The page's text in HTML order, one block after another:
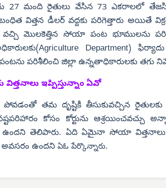
27 మంది రైతులు వేసిన 73 ఎకరాలలో
విత్తన డీలర్ వద్దకు పరిగెత్తారు
వచ్చి మొలకెత్తిన సోయా పంట భూములను
Department)
పరిశీలించి జిల్లా ఉన్నతాధికారులకు తగు
ఇప్పిస్తున్నాం ఏవో
పోవడంతో తమ దృష్టికి తీసుకువచ్చిన
కోసం కోర్టును ఆశ్రయించవచ్చు
ఉందని తెలిపారు. ఏది ఏమైనా సోయా విత్తనాలు
అవసరం ఉందని ఏఓపేర్కొన్నారు.